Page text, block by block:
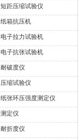
短距压缩试验仪
纸箱抗压机
电子拉力试验机
电子抗张试验机
耐破度仪
压缩试验仪
纸张环压强度测定仪
测定仪
耐折度仪